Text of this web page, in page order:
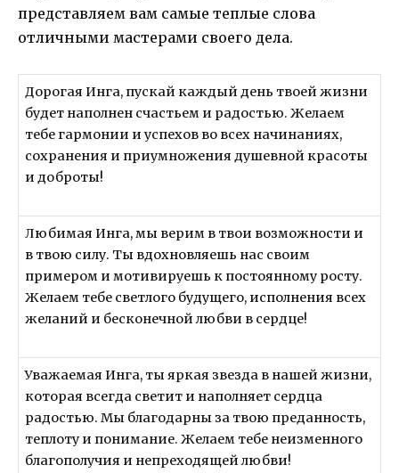
представляем вам самые теплые слова
отличными мастерами своего дела.
Дорогая Инга, пускай каждый день твоей жизни
будет наполнен счастьем и радостью. Желаем
тебе гармонии и успехов во всех начинаниях,
сохранения и приумножения душевной красоты
и доброты!
Любимая Инга, мы верим в твои возможности и
в твою силу. Ты вдохновляешь нас своим
примером и мотивируешь к постоянному росту.
Желаем тебе светлого будущего, исполнения всех
желаний и бесконечной любви в сердце!
Уважаемая Инга, ты яркая звезда в нашей жизни,
которая всегда светит и наполняет сердца
радостью. Мы благодарны за твою преданность,
теплоту и понимание. Желаем тебе неизменного
благополучия и непреходящей любви!